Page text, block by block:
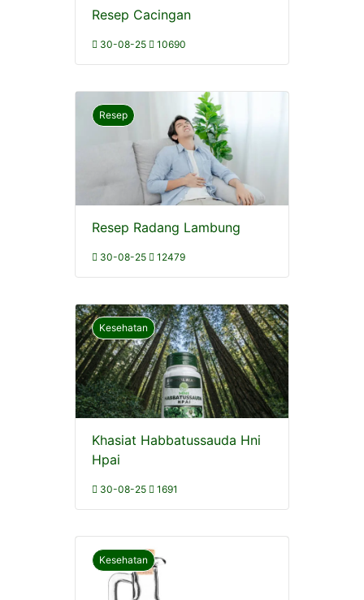
Resep Cacingan
30-08-25 10690
Resep
Resep Radang Lambung
30-08-25 12479
Kesehatan
Khasiat Habbatussauda Hni
Hpai
30-08-25 1691
Kesehatan